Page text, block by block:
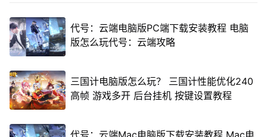
代号：云端电脑版PC端下载安装教程 电脑
版怎么玩代号：云端攻略
三国计电脑版怎么玩？ 三国计性能优化240
高帧 游戏多开 后台挂机 按键设置教程